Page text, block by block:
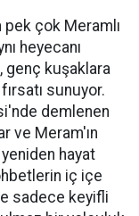
pek çok Meramlı
heyecanı
genç kuşaklara
sunuyor.
demlenen
ve Meram'ın
hayat
iç içe
sadece keyifli